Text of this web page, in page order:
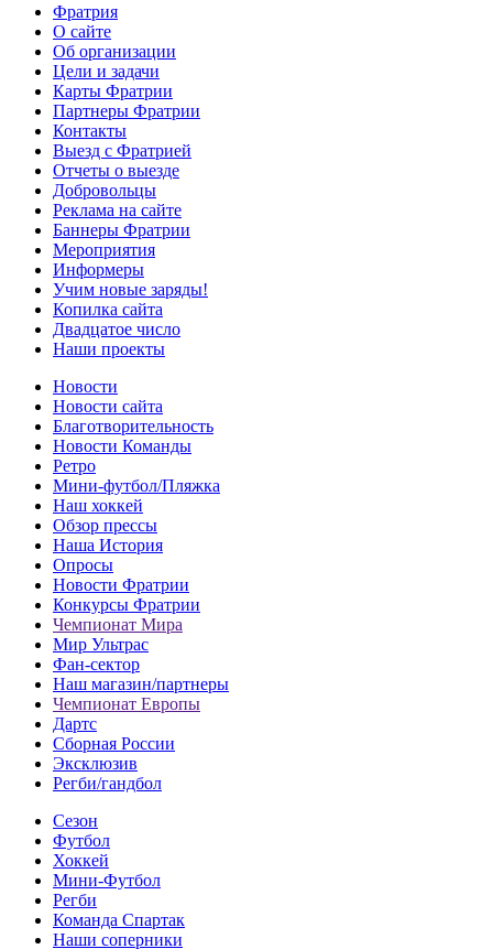
Фратрия
О сайте
Об организации
Цели и задачи
Карты Фратрии
Партнеры Фратрии
Контакты
Выезд с Фратрией
Отчеты о выезде
Добровольцы
Реклама на сайте
Баннеры Фратрии
Мероприятия
Информеры
Учим новые заряды!
Копилка сайта
Двадцатое число
Наши проекты
Новости
Новости сайта
Благотворительность
Новости Команды
Ретро
Мини-футбол/Пляжка
Наш хоккей
Обзор прессы
Наша История
Опросы
Новости Фратрии
Конкурсы Фратрии
Чемпионат Мира
Мир Ультрас
Фан-cектор
Наш магазин/партнеры
Чемпионат Европы
Дартс
Сборная России
Эксклюзив
Регби/гандбол
Сезон
Футбол
Хоккей
Мини-Футбол
Регби
Команда Спартак
Наши соперники